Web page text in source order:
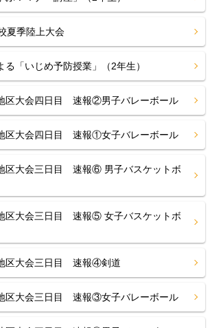
夏季陸上大会
る「いじめ予防授業」（2年生）
区大会四日目 速報②男子バレーボール
区大会四日目 速報①女子バレーボール
区大会三日目 速報⑥ 男子バスケットボ
区大会三日目 速報⑤ 女子バスケットボ
区大会三日目 速報④剣道
区大会三日目 速報③女子バレーボール